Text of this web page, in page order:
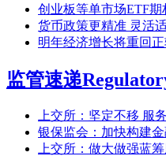
创业板等单市场ETF期
货币政策更精准 灵活
明年经济增长将重回
监管速递
上交所：坚定不移 服
银保监会：加快构建
上交所：做大做强蓝